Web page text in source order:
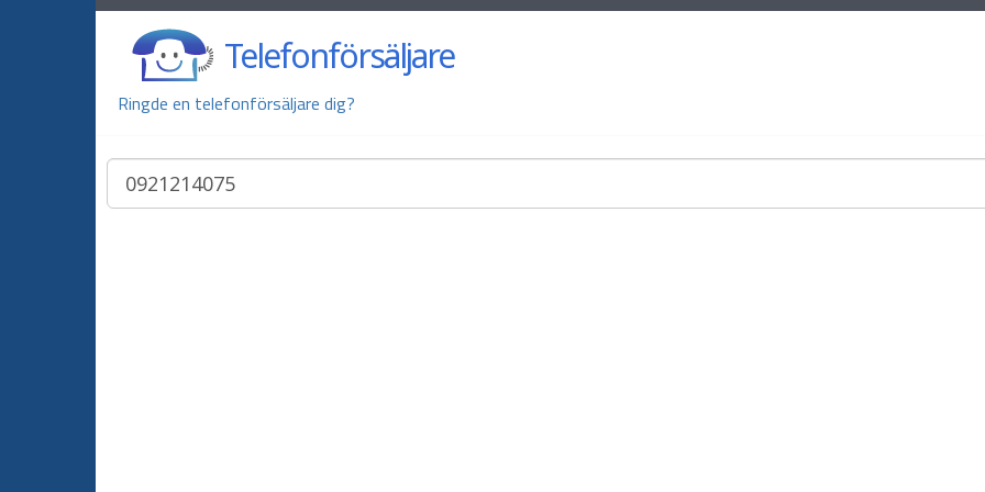
Telefonförsäljare
Ringde en telefonförsäljare dig?